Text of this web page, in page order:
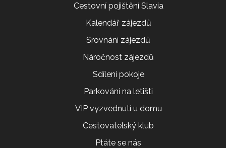
Cestovní pojištění Slavia
Kalendář zájezdů
Srovnání zájezdů
Náročnost zájezdů
Sdílení pokoje
Parkování na letišti
VIP vyzvednutí u domu
Cestovatelský klub
Ptáte se nás